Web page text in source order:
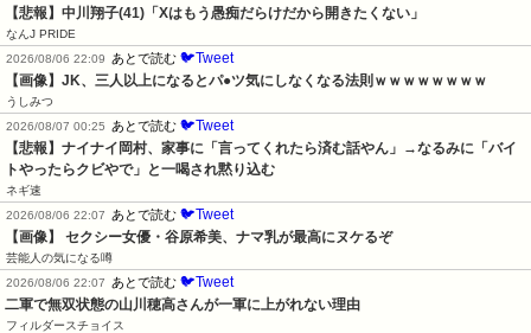
【悲報】中川翔子(41)「Xはもう愚痴だらけだから開きたくない」
なんJ PRIDE
2026/08/06 22:09
あとで読む 🐦Tweet
【画像】JK、三人以上になるとパ●ツ気にしなくなる法則ｗｗｗｗｗｗｗｗ
うしみつ
2026/08/07 00:25
あとで読む 🐦Tweet
【悲報】ナイナイ岡村、家事に「言ってくれたら済む話やん」→なるみに「バイ
トやったらクビやで」と一喝され黙り込む
ネギ速
2026/08/06 22:07
あとで読む 🐦Tweet
【画像】 セクシー女優・谷原希美、ナマ乳が最高にヌケるぞ
芸能人の気になる噂
2026/08/06 22:07
あとで読む 🐦Tweet
二軍で無双状態の山川穂高さんが一軍に上がれない理由
フィルダースチョイス